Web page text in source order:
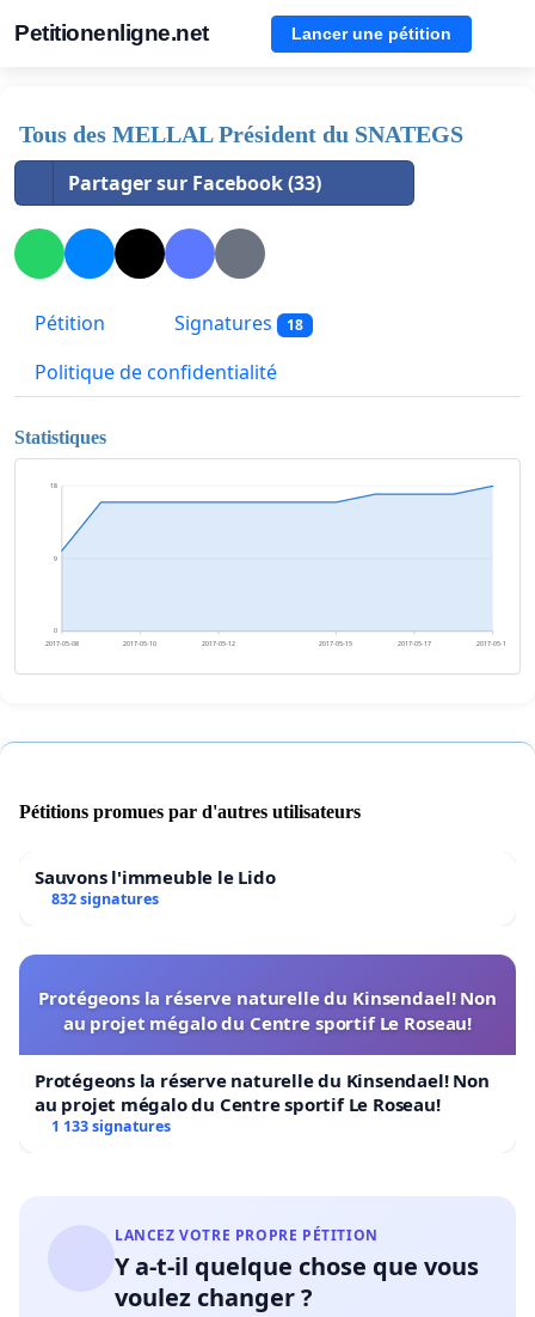
Petitionenligne.net Lancer une pétition
Tous des MELLAL Président du SNATEGS
Partager sur Facebook (33)
Pétition Signatures 18
Politique de confidentialité
Statistiques
0
9
18
2017-05-08 2017-05-10 2017-05-12 2017-05-15 2017-05-17 2017-05-19
Pétitions promues par d'autres utilisateurs
Sauvons l'immeuble le Lido
832 signatures
Protégeons la réserve naturelle du Kinsendael! Non
au projet mégalo du Centre sportif Le Roseau!
Protégeons la réserve naturelle du Kinsendael! Non
au projet mégalo du Centre sportif Le Roseau!
1 133 signatures
LANCEZ VOTRE PROPRE PÉTITION
Y a-t-il quelque chose que vous
voulez changer ?